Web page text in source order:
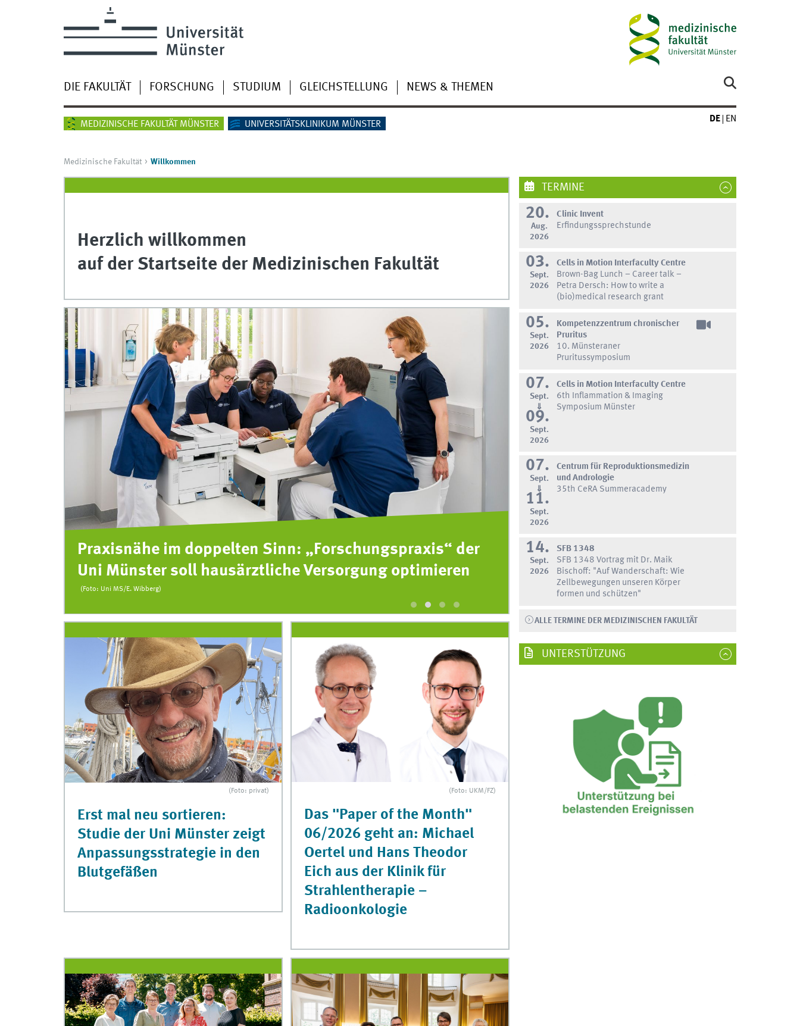
DIE FAKULTÄT FORSCHUNG STUDIUM GLEICHSTELLUNG NEWS & THEMEN
MEDIZINISCHE FAKULTÄT MÜNSTER UNIVERSITÄTSKLINIKUM MÜNSTER
DE EN
Medizinische Fakultät Willkommen
Herzlich willkommen
auf der Startseite der Medizinischen Fakultät
Praxisnähe im doppelten Sinn: „Forschungspraxis“ der
Uni Münster soll hausärztliche Versorgung optimieren
(Foto: Uni MS/E. Wibberg)
500.000 Euro für Optimierung
MACSima-Technologie eröffnet neue
(Foto: UKM/E. Wibberg)
(Foto: privat)
Erst mal neu sortieren:
Studie der Uni Münster zeigt
Anpassungsstrategie in den
Blutgefäßen
(Foto: UKM/FZ)
Das "Paper of the Month"
06/2026 geht an: Michael
Oertel und Hans Theodor
Eich aus der Klinik für
Strahlentherapie –
Radioonkologie
TERMINE
20.
Aug.
2026
Clinic Invent
Erfindungssprechstunde
03.
Sept.
2026
Cells in Motion Interfaculty Centre
Brown-Bag Lunch – Career talk –
Petra Dersch: How to write a
(bio)medical research grant
05.
Sept.
2026
Kompetenzzentrum chronischer
Pruritus
10. Münsteraner
Pruritussymposium
07.
Sept.
⇓
09.
Sept.
2026
Cells in Motion Interfaculty Centre
6th Inflammation & Imaging
Symposium Münster
07.
Sept.
⇓
11.
Sept.
2026
Centrum für Reproduktionsmedizin
und Andrologie
35th CeRA Summeracademy
14.
Sept.
2026
SFB 1348
SFB 1348 Vortrag mit Dr. Maik
Bischoff: "Auf Wanderschaft: Wie
Zellbewegungen unseren Körper
formen und schützen"
ALLE TERMINE DER MEDIZINISCHEN FAKULTÄT
UNTERSTÜTZUNG